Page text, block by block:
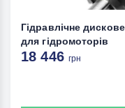
Гідравлічне
для гідромоторів
18 446грн